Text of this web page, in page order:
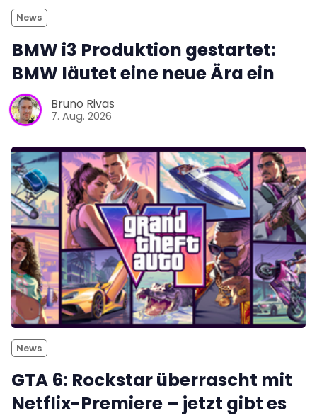
News
BMW i3 Produktion gestartet:
BMW läutet eine neue Ära ein
Bruno Rivas
7. Aug. 2026
News
GTA 6: Rockstar überrascht mit
Netflix-Premiere – jetzt gibt es